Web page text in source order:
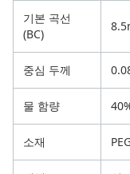
기본 곡선
(BC)
중심 두께
물 함량
소재